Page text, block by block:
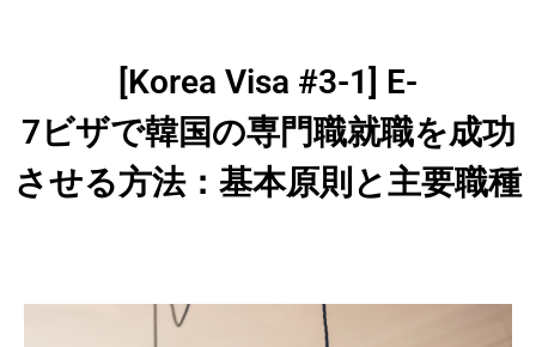
[Korea Visa #3-1] E-
7ビザで韓国の専門職就職を成功
させる方法：基本原則と主要職種